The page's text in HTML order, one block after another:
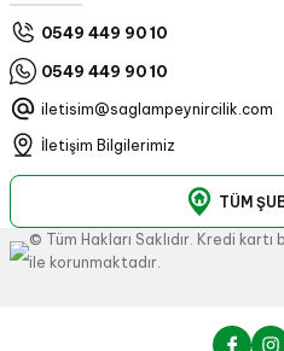
0549 449 90 10
0549 449 90 10
iletisim@saglampeynircilik.com
İletişim Bilgilerimiz
TÜM
© Tüm Hakları Saklıdır. Kredi
ile korunmaktadır.